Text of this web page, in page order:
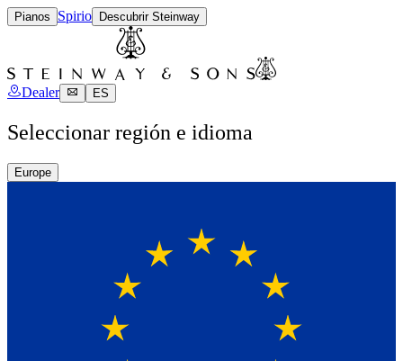
Pianos Spirio Descubrir Steinway
Dealer ES
Seleccionar región e idioma
Europe